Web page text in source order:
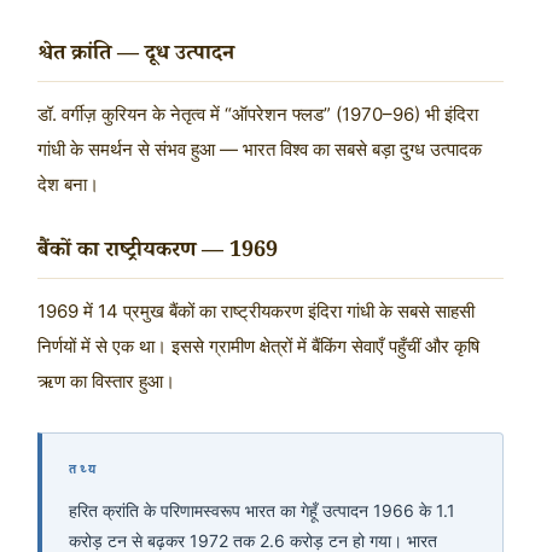
श्वेत क्रांति — दूध उत्पादन
डॉ. वर्गीज़ कुरियन के नेतृत्व में “ऑपरेशन फ्लड” (1970–96) भी इंदिरा
गांधी के समर्थन से संभव हुआ — भारत विश्व का सबसे बड़ा दुग्ध उत्पादक
देश बना।
बैंकों का राष्ट्रीयकरण — 1969
1969 में 14 प्रमुख बैंकों का राष्ट्रीयकरण इंदिरा गांधी के सबसे साहसी
निर्णयों में से एक था। इससे ग्रामीण क्षेत्रों में बैंकिंग सेवाएँ पहुँचीं और कृषि
ऋण का विस्तार हुआ।
तथ्य
हरित क्रांति के परिणामस्वरूप भारत का गेहूँ उत्पादन 1966 के 1.1
करोड़ टन से बढ़कर 1972 तक 2.6 करोड़ टन हो गया। भारत